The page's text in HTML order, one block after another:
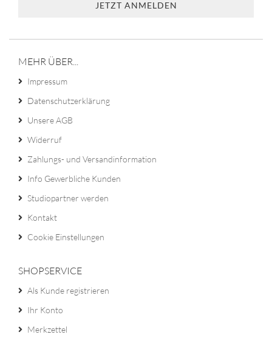
MEHR ÜBER...
Impressum
Datenschutzerklärung
Unsere AGB
Widerruf
Zahlungs- und Versandinformation
Info Gewerbliche Kunden
Studiopartner werden
Kontakt
Cookie Einstellungen
SHOPSERVICE
Als Kunde registrieren
Ihr Konto
Merkzettel